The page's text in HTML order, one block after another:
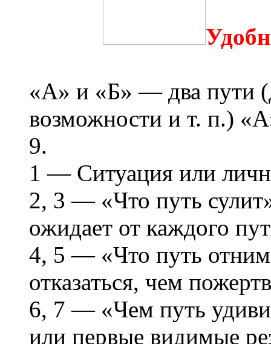
«А» и «Б» — два пути
возможности и т. п.)
9.
1 — Ситуация или
2, 3 — «Что путь
ожидает от каждого
4, 5 — «Что путь
отказаться, чем
6, 7 — «Чем путь
или первые видимые